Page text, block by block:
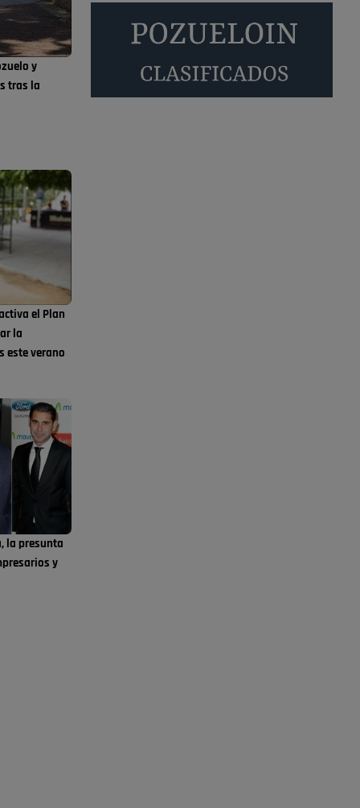
y
tras la
el Plan
la
este verano
la presunta
y
Será amigo de alguien importante...en el
Congreso, Senado, en la Policía o en la politica
🔴 EXCLUSIVA | El
comisario de la …